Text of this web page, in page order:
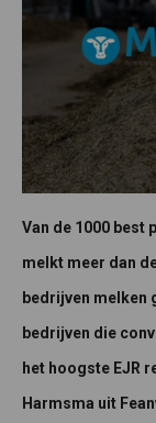
Van de 1000 best
melkt meer dan
bedrijven melken
bedrijven die
het hoogste EJR
Harmsma uit